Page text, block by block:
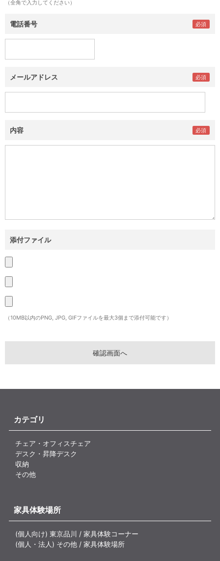
（全角で入力してください）
電話番号
メールアドレス
内容
添付ファイル
（10MB以内のPNG, JPG, GIFファイルを最大3個まで添付可能です）
カテゴリ
チェア・オフィスチェア
デスク・昇降デスク
収納
その他
家具体験場所
(個人向け) 東京品川 / 家具体験コーナー
(個人・法人) その他 / 家具体験場所